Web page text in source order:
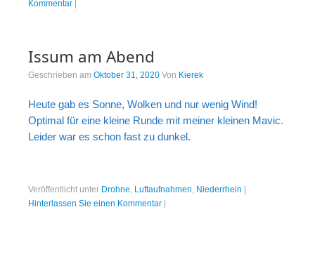
Kommentar
Issum am Abend
Geschrieben am Oktober 31, 2020 Von Kierek
Heute gab es Sonne, Wolken und nur wenig Wind!
Optimal für eine kleine Runde mit meiner kleinen Mavic.
Leider war es schon fast zu dunkel.
Veröffentlicht unter Drohne, Luftaufnahmen, Niederrhein
Hinterlassen Sie einen Kommentar